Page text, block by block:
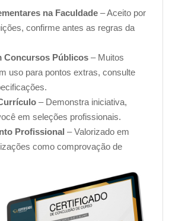
na Faculdade – Aceito por
confirme antes as regras da
Concursos Públicos – Muitos
uso para pontos extras, consulte
– Demonstra iniciativa,
em seleções profissionais.
Profissional – Valorizado em
como comprovação de